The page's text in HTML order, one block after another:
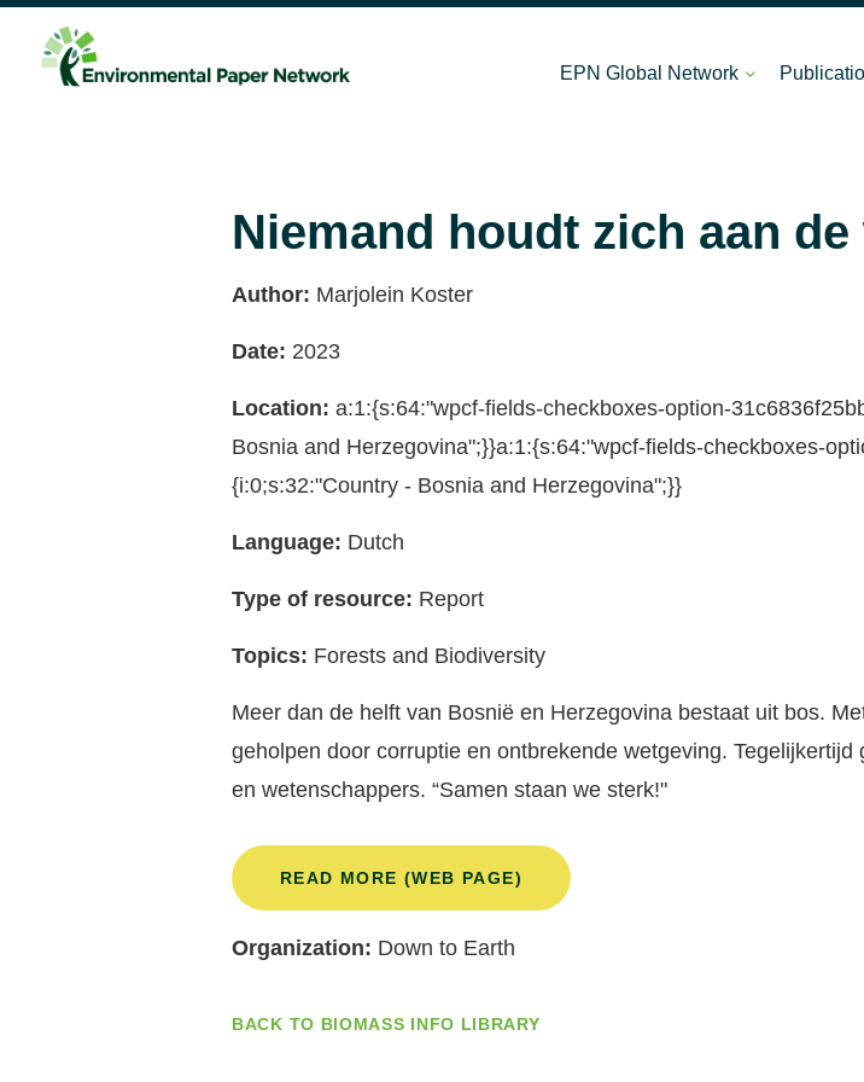
EPN Global Network
Niemand houdt zich aan de
Author: Marjolein Koster
Date: 2023
Location: a:1:{s:64:"wpcf-fields-checkboxes-option-
Bosnia and Herzegovina";}}a:1:{s:64:"wpcf-fields-checkboxes-
{i:0;s:32:"Country - Bosnia and Herzegovina";}}
Language: Dutch
Type of resource: Report
Topics: Forests and Biodiversity
Meer dan de helft van Bosnië en Herzegovina bestaat uit bos.
geholpen door corruptie en ontbrekende wetgeving.
en wetenschappers. “Samen staan we sterk!"
READ MORE (WEB PAGE)
Organization: Down to Earth
BACK TO BIOMASS INFO LIBRARY